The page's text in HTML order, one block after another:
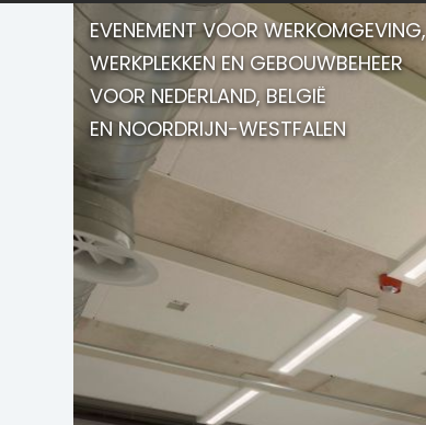
EVENEMENT VOOR WERKOMGEVING,
WERKPLEKKEN EN GEBOUWBEHEER
VOOR NEDERLAND, BELGIË
EN NOORDRIJN-WESTFALEN